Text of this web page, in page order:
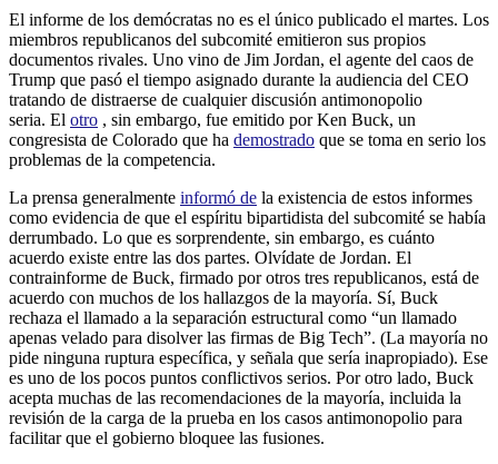
El informe de los demócratas no es el único publicado el martes. Los
miembros republicanos del subcomité emitieron sus propios
documentos rivales. Uno vino de Jim Jordan, el agente del caos de
Trump que pasó el tiempo asignado durante la audiencia del CEO
tratando de distraerse de cualquier discusión antimonopolio
seria. El otro , sin embargo, fue emitido por Ken Buck, un
congresista de Colorado que ha demostrado que se toma en serio los
problemas de la competencia.
La prensa generalmente informó de la existencia de estos informes
como evidencia de que el espíritu bipartidista del subcomité se había
derrumbado. Lo que es sorprendente, sin embargo, es cuánto
acuerdo existe entre las dos partes. Olvídate de Jordan. El
contrainforme de Buck, firmado por otros tres republicanos, está de
acuerdo con muchos de los hallazgos de la mayoría. Sí, Buck
rechaza el llamado a la separación estructural como “un llamado
apenas velado para disolver las firmas de Big Tech”. (La mayoría no
pide ninguna ruptura específica, y señala que sería inapropiado). Ese
es uno de los pocos puntos conflictivos serios. Por otro lado, Buck
acepta muchas de las recomendaciones de la mayoría, incluida la
revisión de la carga de la prueba en los casos antimonopolio para
facilitar que el gobierno bloquee las fusiones.